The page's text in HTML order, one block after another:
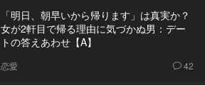
「明日、朝早いから帰ります」は真実か？
女が2軒目で帰る理由に気づかぬ男：デー
トの答えあわせ【A】
恋愛 42